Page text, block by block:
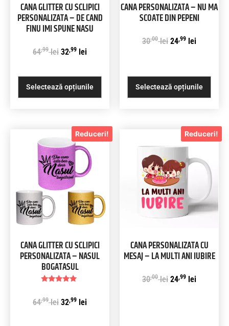
CANA GLITTER CU SCLIPICI
PERSONALIZATA – DE CAND
FINU IMI SPUNE NASU
64,99 lei 32,99 lei
Selectează opțiunile
CANA PERSONALIZATA – NU MA
SCOATE DIN PEPENI
30,00 lei 24,99 lei
Selectează opțiunile
Reduceri!
CANA GLITTER CU SCLIPICI
PERSONALIZATA – NASUL
BOGATASUL
din 5
64,99 lei 32,99 lei
Reduceri!
CANA PERSONALIZATA CU
MESAJ – LA MULTI ANI IUBIRE
30,00 lei 24,99 lei